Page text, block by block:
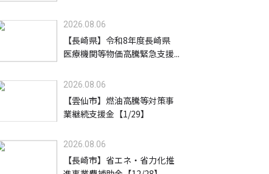
者施設等）【9/30】
2026.08.06
【長崎県】令和8年度長崎県
医療機関等物価高騰緊急支援
2026.08.06
【雲仙市】燃油高騰等対策事
業継続支援金【1/29】
2026.08.06
【長崎市】省エネ・省力化推